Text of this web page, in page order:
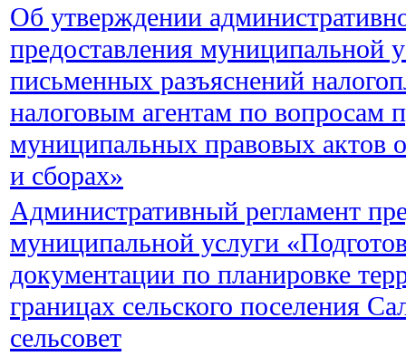
Об утверждении
предоставления муниципальной
письменных разъяснений
налоговым агентам по вопросам
муниципальных правовых актов
и сборах»
Административный регламент
муниципальной услуги
документации по планировке
границах сельского поселения
сельсовет